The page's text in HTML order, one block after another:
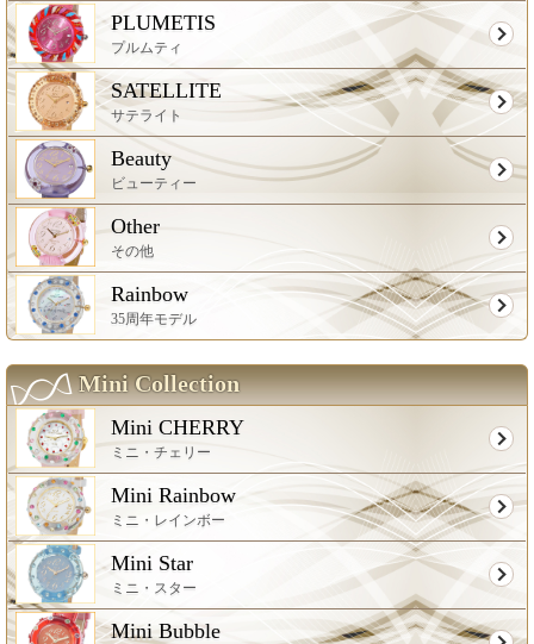
PLUMETIS
プルムティ
SATELLITE
サテライト
Beauty
ビューティー
Other
その他
Rainbow
35周年モデル
Mini Collection
Mini CHERRY
ミニ・チェリー
Mini Rainbow
ミニ・レインボー
Mini Star
ミニ・スター
Mini Bubble